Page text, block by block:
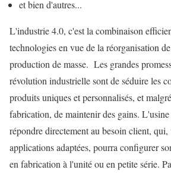
et bien d'autres...
L'industrie 4.0, c'est la combinaison
technologies en vue de la réorganisation
production de masse. Les grandes
révolution industrielle sont de séduire les
produits uniques et personnalisés, et
fabrication, de maintenir des gains.
répondre directement au besoin client,
applications adaptées, pourra configurer
en fabrication à l'unité ou en petite série.